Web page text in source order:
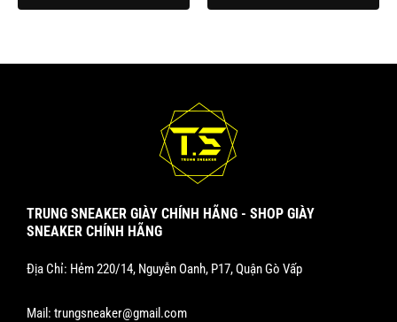
TRUNG SNEAKER GIÀY CHÍNH HÃNG - SHOP GIÀY
SNEAKER CHÍNH HÃNG
Địa Chỉ: Hẻm 220/14, Nguyễn Oanh, P17, Quận Gò Vấp
Mail: trungsneaker@gmail.com